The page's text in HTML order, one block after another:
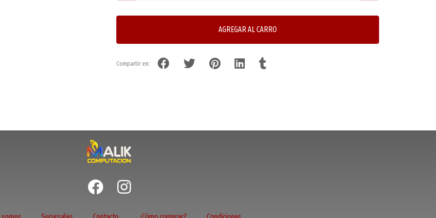
AGREGAR AL CARRO
Compartir en: